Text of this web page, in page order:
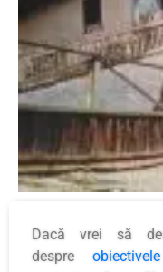
Dacă vrei să
despre